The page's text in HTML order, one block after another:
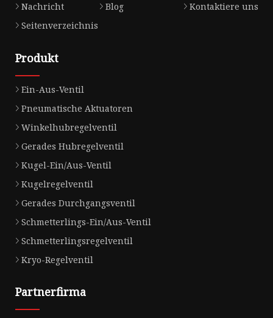
Nachricht
Blog
Kontaktiere uns
Seitenverzeichnis
Produkt
Ein-Aus-Ventil
Pneumatische Aktuatoren
Winkelhubregelventil
Gerades Hubregelventil
Kugel-Ein/Aus-Ventil
Kugelregelventil
Gerades Durchgangsventil
Schmetterlings-Ein/Aus-Ventil
Schmetterlingsregelventil
Kryo-Regelventil
Partnerfirma